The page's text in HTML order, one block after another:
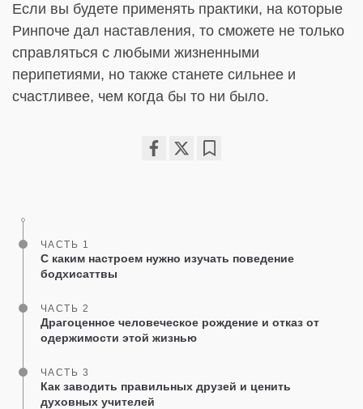
Если вы будете применять практики, на которые
Ринпоче дал наставления, то сможете не только
справляться с любыми жизненными
перипетиями, но также станете сильнее и
счастливее, чем когда бы то ни было.
ЧАСТЬ 1
С каким настроем нужно изучать поведение
бодхисаттвы
ЧАСТЬ 2
Драгоценное человеческое рождение и отказ от
одержимости этой жизнью
ЧАСТЬ 3
Как заводить правильных друзей и ценить
духовных учителей